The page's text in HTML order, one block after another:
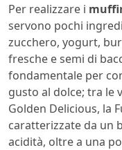
Per realizzare i
servono pochi
zucchero, yogurt,
fresche e semi di
fondamentale per
gusto al dolce; tra le
Golden Delicious, la
caratterizzate da un
acidità, oltre a una